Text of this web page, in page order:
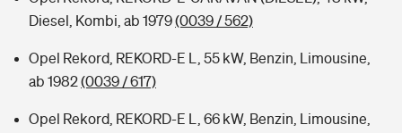
Diesel, Kombi, ab 1979(0039 / 562)
Opel Rekord, REKORD-E L, 55 kW, Benzin, Limousine,
ab 1982(0039 / 617)
Opel Rekord, REKORD-E L, 66 kW, Benzin, Limousine,